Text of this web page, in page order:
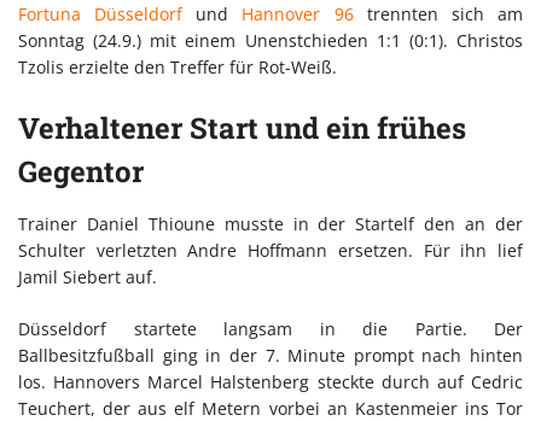
Fortuna Düsseldorfund Hannover 96trennten sich am
Sonntag (24.9.) mit einem Unenstchieden 1:1 (0:1). Christos
Tzolis erzielte den Treffer für Rot-Weiß.
Verhaltener Start und ein frühes
Gegentor
Trainer Daniel Thioune musste in der Startelf den an der
Schulter verletzten Andre Hoffmann ersetzen. Für ihn lief
Jamil Siebert auf.
Düsseldorf startete langsam in die Partie. Der
Ballbesitzfußball ging in der 7. Minute prompt nach hinten
los. Hannovers Marcel Halstenberg steckte durch auf Cedric
Teuchert, der aus elf Metern vorbei an Kastenmeier ins Tor